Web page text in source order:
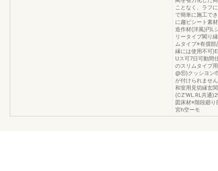
ことなく、ラフ
で簡単に施工で
に趨ビシート素
造作材(洋風)円L
リータイプ閣り
ムタイプ※有償
縁には使用不可
Uス可7日可動間
のスリムタイプ
@⑪)クッシヨン
が付けられませ
和室用見切縁玄
(CZ'WL.RL共通
図床材※階段廻り
宮h空ーモ